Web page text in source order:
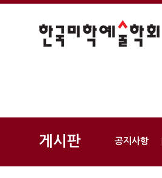
게시판 공지사항